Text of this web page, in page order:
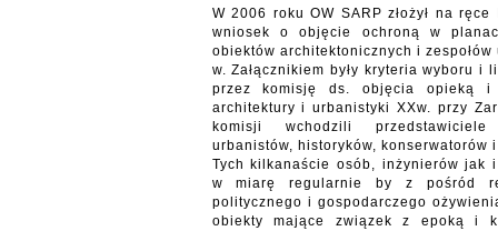
W 2006 roku OW SARP złożył na
wniosek o objęcie ochroną w
obiektów architektonicznych i zespołów
w. Załącznikiem były kryteria wyboru i
przez komisję ds. objęcia opieką i
architektury i urbanistyki XXw. przy
komisji wchodzili
urbanistów, historyków, konserwatorów
Tych kilkanaście osób, inżynierów jak
w miarę regularnie by z pośród
politycznego i gospodarczego
obiekty mające związek z epoką i